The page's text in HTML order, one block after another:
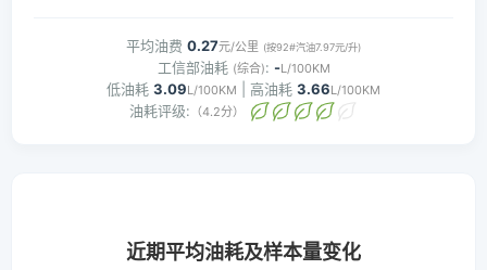
平均油费 0.27元/公里 (按92#汽油7.97元/升)
工信部油耗 (综合): -L/100KM
低油耗 3.09L/100KM | 高油耗 3.66L/100KM
油耗评级: （4.2分）